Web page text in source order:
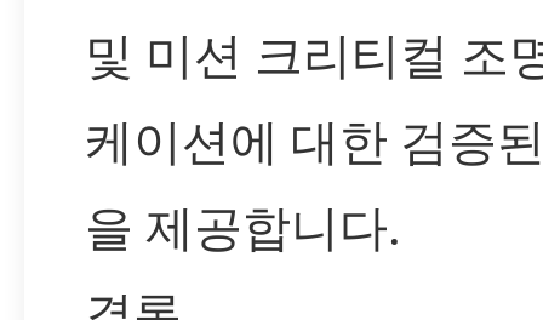
및 미션 크리티컬 조
케이션에 대한 검증
을 제공합니다.